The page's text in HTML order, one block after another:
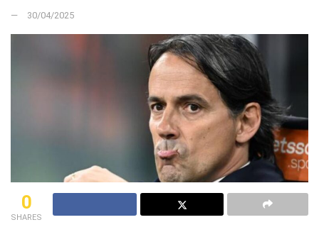
30/04/2025
0
SHARES